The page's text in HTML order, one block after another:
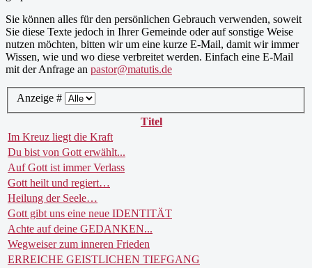
Sie können alles für den persönlichen Gebrauch verwenden, soweit
Sie diese Texte jedoch in Ihrer Gemeinde oder auf sonstige Weise
nutzen möchten, bitten wir um eine kurze E-Mail, damit wir immer
Wissen, wie und wo diese verbreitet werden. Einfach eine E-Mail
mit der Anfrage an pastor@matutis.de
Anzeige #
Titel
Im Kreuz liegt die Kraft
Du bist von Gott erwählt...
Auf Gott ist immer Verlass
Gott heilt und regiert…
Heilung der Seele…
Gott gibt uns eine neue IDENTITÄT
Achte auf deine GEDANKEN...
Wegweiser zum inneren Frieden
ERREICHE GEISTLICHEN TIEFGANG